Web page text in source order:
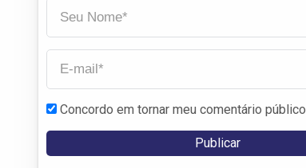
Concordo em tornar meu comentário público